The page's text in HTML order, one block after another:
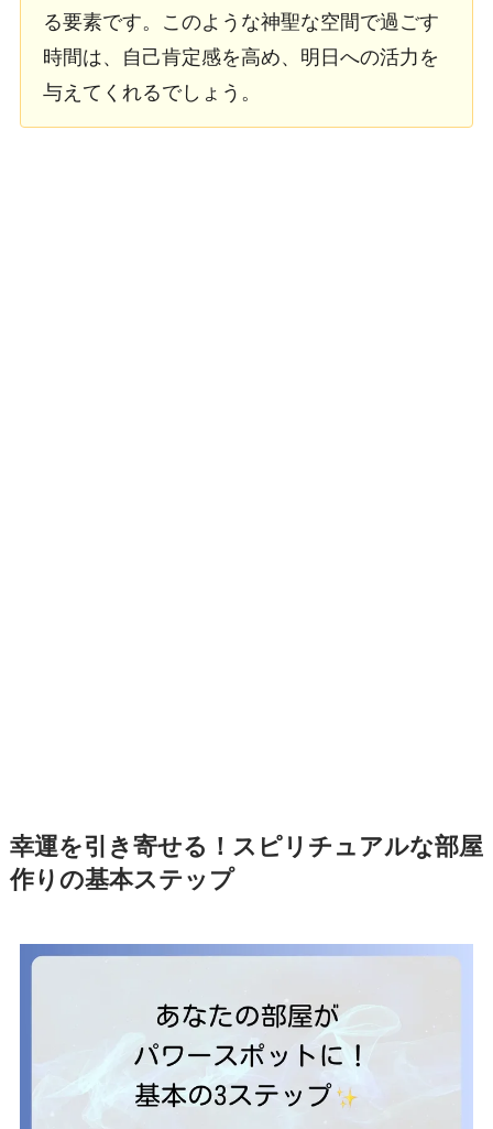
る要素です。このような神聖な空間で過ごす
時間は、自己肯定感を高め、明日への活力を
与えてくれるでしょう。
幸運を引き寄せる！スピリチュアルな部屋
作りの基本ステップ